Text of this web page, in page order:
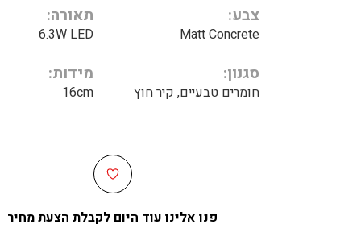
צבע
Matt Concrete
תאורה
6.3W LED
סגנון
חומרים טבעיים, קיר חוץ
מידות
16cm
פנו אלינו עוד היום לקבלת הצעת מחיר